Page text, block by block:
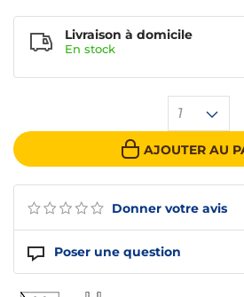
Donner votre avis
Poser une question
1
AJOUTER AU
Livraison à domicile
En stock